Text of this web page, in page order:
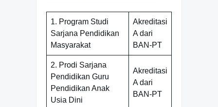
1. Program Studi
Sarjana Pendidikan
Masyarakat
Akreditasi
A dari
BAN-PT
2. Prodi Sarjana
Pendidikan Guru
Pendidikan Anak
Usia Dini
Akreditasi
A dari
BAN-PT